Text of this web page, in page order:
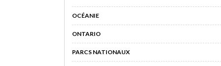
OCÉANIE
ONTARIO
PARCS NATIONAUX